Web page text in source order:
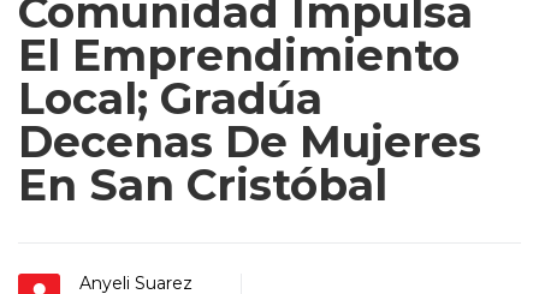
Comunidad Impulsa
El Emprendimiento
Local; Gradúa
Decenas De Mujeres
En San Cristóbal
Anyeli Suarez